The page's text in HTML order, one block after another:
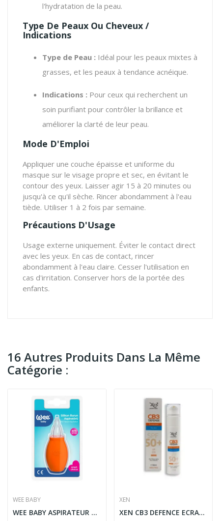
l'hydratation de la peau.
Type De Peaux Ou Cheveux /
Indications
Type de Peau : Idéal pour les peaux mixtes à
grasses, et les peaux à tendance acnéique.
Indications : Pour ceux qui recherchent un
soin purifiant pour contrôler la brillance et
améliorer la clarté de leur peau.
Mode D'Emploi
Appliquer une couche épaisse et uniforme du
masque sur le visage propre et sec, en évitant le
contour des yeux. Laisser agir 15 à 20 minutes ou
jusqu'à ce qu'il sèche. Rincer abondamment à l'eau
tiède. Utiliser 1 à 2 fois par semaine.
Précautions D'Usage
Usage externe uniquement. Éviter le contact direct
avec les yeux. En cas de contact, rincer
abondamment à l'eau claire. Cesser l'utilisation en
cas d'irritation. Conserver hors de la portée des
enfants.
16 Autres Produits Dans La Même
Catégorie :
WEE BABY
WEE BABY ASPIRATEUR NASAL EN SILICONE
XEN
XEN CB3 DEFENCE ECRAN SOLAIRE PNS 50ML